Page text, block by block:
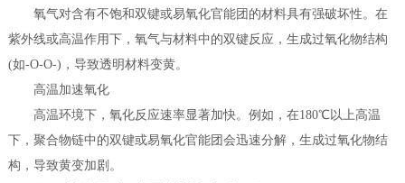
氧气对含有不饱和双键或易氧化官能团的材料具有强破坏性。在
紫外线或高温作用下，氧气与材料中的双键反应，生成过氧化物结构
(如-O-O-)，导致透明材料变黄。
高温加速氧化
高温环境下，氧化反应速率显著加快。例如，在180℃以上高温
下，聚合物链中的双键或易氧化官能团会迅速分解，生成过氧化物结
构，导致黄变加剧。